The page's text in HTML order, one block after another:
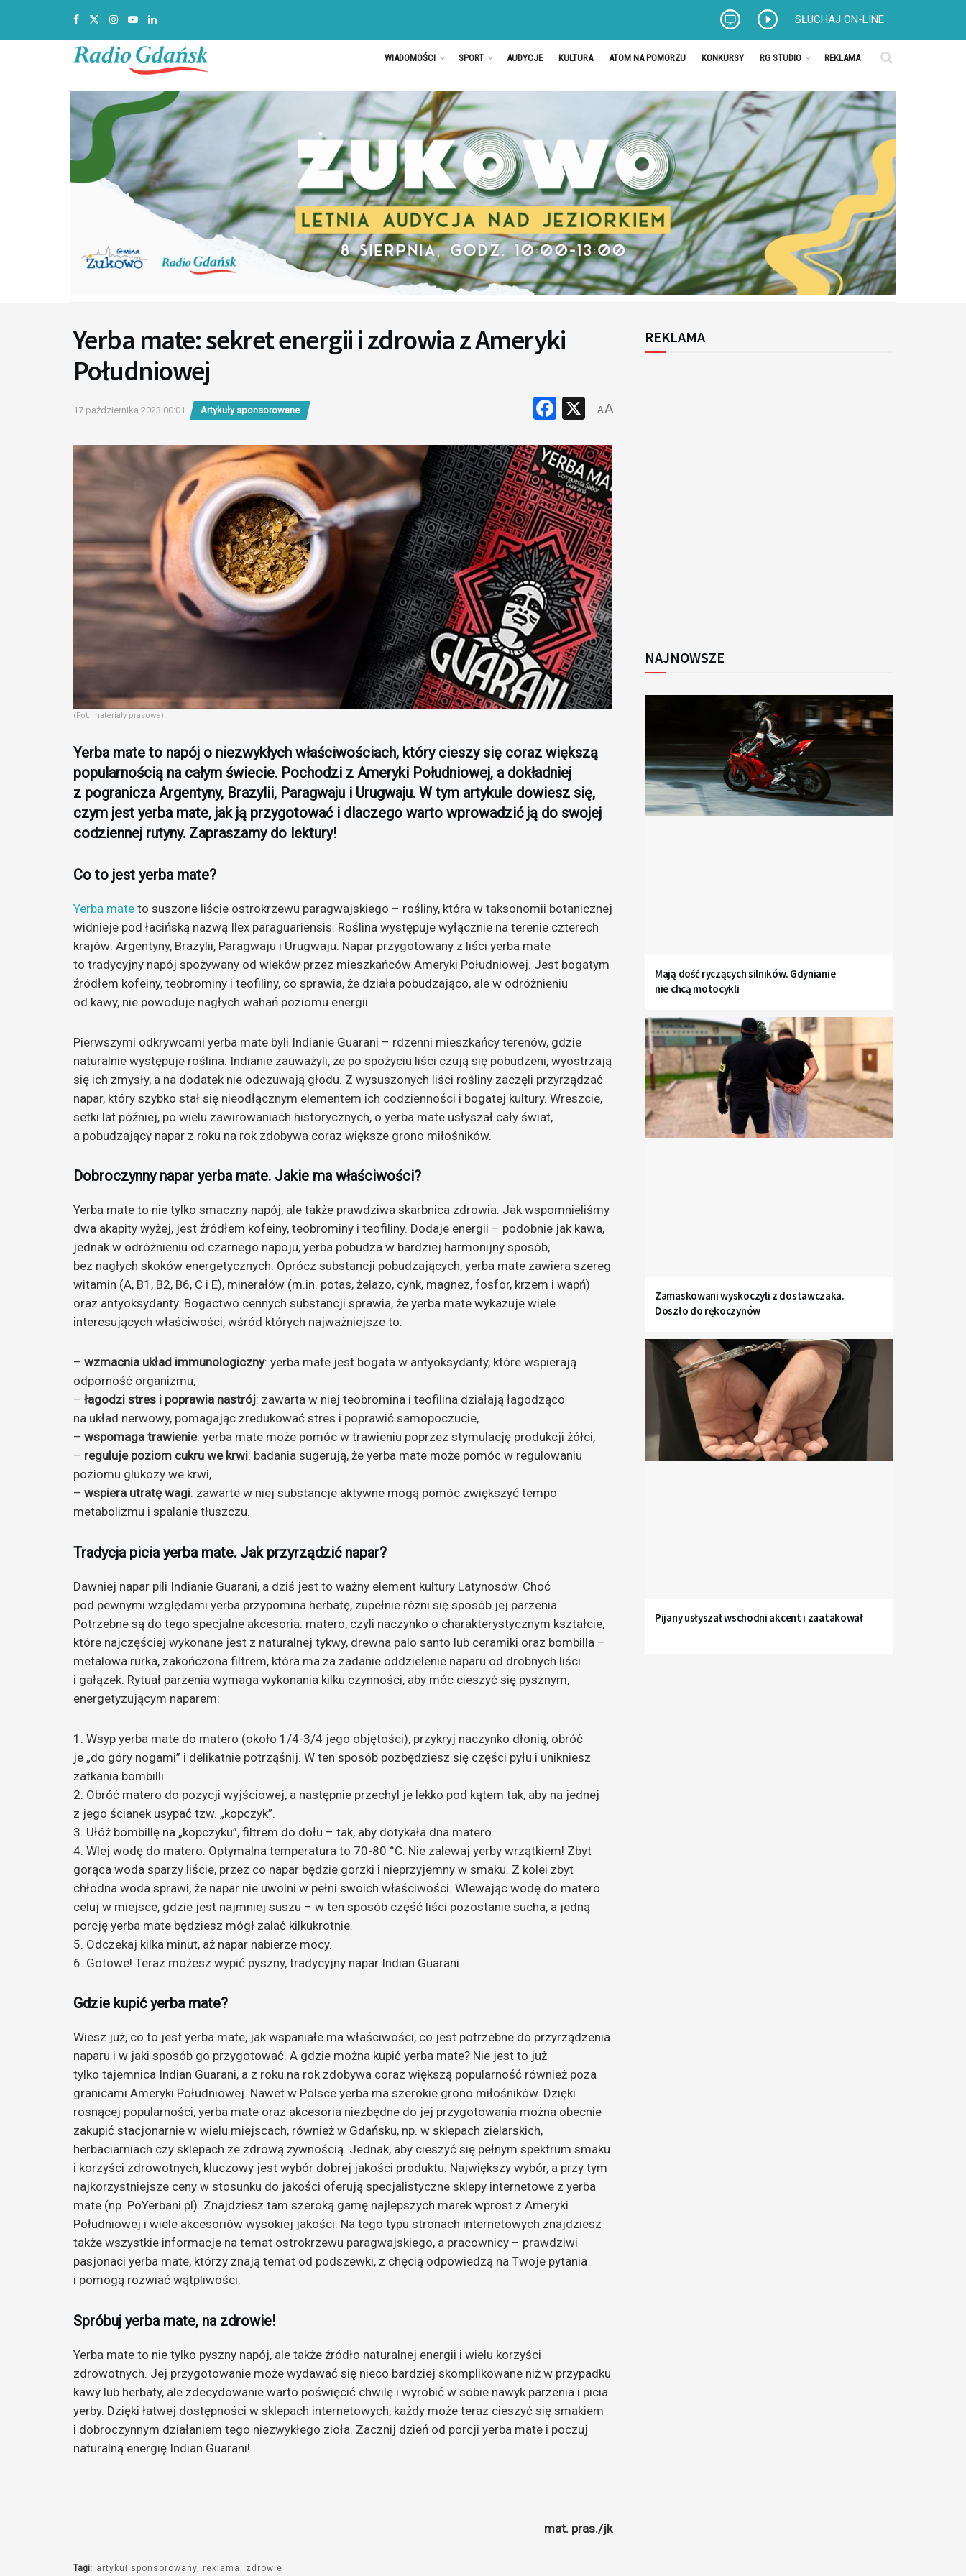
SŁUCHAJ ON-LINE
WIADOMOŚCI SPORT AUDYCJE KULTURA ATOM NA POMORZU KONKURSY RG STUDIO REKLAMA
Yerba mate: sekret energii i zdrowia z Ameryki
Południowej
17 października 2023 00:01 Artykuły sponsorowane Facebook
X
AA
(Fot. materiały prasowe)
Yerba mate to napój o niezwykłych właściwościach, który cieszy się coraz większą
popularnością na całym świecie. Pochodzi z Ameryki Południowej, a dokładniej
z pogranicza Argentyny, Brazylii, Paragwaju i Urugwaju. W tym artykule dowiesz się,
czym jest yerba mate, jak ją przygotować i dlaczego warto wprowadzić ją do swojej
codziennej rutyny. Zapraszamy do lektury!
Co to jest yerba mate?
Yerba mate to suszone liście ostrokrzewu paragwajskiego – rośliny, która w taksonomii botanicznej
widnieje pod łacińską nazwą Ilex paraguariensis. Roślina występuje wyłącznie na terenie czterech
krajów: Argentyny, Brazylii, Paragwaju i Urugwaju. Napar przygotowany z liści yerba mate
to tradycyjny napój spożywany od wieków przez mieszkańców Ameryki Południowej. Jest bogatym
źródłem kofeiny, teobrominy i teofiliny, co sprawia, że działa pobudzająco, ale w odróżnieniu
od kawy, nie powoduje nagłych wahań poziomu energii.
Pierwszymi odkrywcami yerba mate byli Indianie Guarani – rdzenni mieszkańcy terenów, gdzie
naturalnie występuje roślina. Indianie zauważyli, że po spożyciu liści czują się pobudzeni, wyostrzają
się ich zmysły, a na dodatek nie odczuwają głodu. Z wysuszonych liści rośliny zaczęli przyrządzać
napar, który szybko stał się nieodłącznym elementem ich codzienności i bogatej kultury. Wreszcie,
setki lat później, po wielu zawirowaniach historycznych, o yerba mate usłyszał cały świat,
a pobudzający napar z roku na rok zdobywa coraz większe grono miłośników.
Dobroczynny napar yerba mate. Jakie ma właściwości?
Yerba mate to nie tylko smaczny napój, ale także prawdziwa skarbnica zdrowia. Jak wspomnieliśmy
dwa akapity wyżej, jest źródłem kofeiny, teobrominy i teofiliny. Dodaje energii – podobnie jak kawa,
jednak w odróżnieniu od czarnego napoju, yerba pobudza w bardziej harmonijny sposób,
bez nagłych skoków energetycznych. Oprócz substancji pobudzających, yerba mate zawiera szereg
witamin (A, B1, B2, B6, C i E), minerałów (m.in. potas, żelazo, cynk, magnez, fosfor, krzem i wapń)
oraz antyoksydanty. Bogactwo cennych substancji sprawia, że yerba mate wykazuje wiele
interesujących właściwości, wśród których najważniejsze to:
– wzmacnia układ immunologiczny: yerba mate jest bogata w antyoksydanty, które wspierają
odporność organizmu,
– łagodzi stres i poprawia nastrój: zawarta w niej teobromina i teofilina działają łagodząco
na układ nerwowy, pomagając zredukować stres i poprawić samopoczucie,
– wspomaga trawienie: yerba mate może pomóc w trawieniu poprzez stymulację produkcji żółci,
– reguluje poziom cukru we krwi: badania sugerują, że yerba mate może pomóc w regulowaniu
poziomu glukozy we krwi,
– wspiera utratę wagi: zawarte w niej substancje aktywne mogą pomóc zwiększyć tempo
metabolizmu i spalanie tłuszczu.
Tradycja picia yerba mate. Jak przyrządzić napar?
Dawniej napar pili Indianie Guarani, a dziś jest to ważny element kultury Latynosów. Choć
pod pewnymi względami yerba przypomina herbatę, zupełnie różni się sposób jej parzenia.
Potrzebne są do tego specjalne akcesoria: matero, czyli naczynko o charakterystycznym kształcie,
które najczęściej wykonane jest z naturalnej tykwy, drewna palo santo lub ceramiki oraz bombilla –
metalowa rurka, zakończona filtrem, która ma za zadanie oddzielenie naparu od drobnych liści
i gałązek. Rytuał parzenia wymaga wykonania kilku czynności, aby móc cieszyć się pysznym,
energetyzującym naparem:
1. Wsyp yerba mate do matero (około 1/4-3/4 jego objętości), przykryj naczynko dłonią, obróć
je „do góry nogami” i delikatnie potrząśnij. W ten sposób pozbędziesz się części pyłu i unikniesz
zatkania bombilli.
2. Obróć matero do pozycji wyjściowej, a następnie przechyl je lekko pod kątem tak, aby na jednej
z jego ścianek usypać tzw. „kopczyk”.
3. Ułóż bombillę na „kopczyku”, filtrem do dołu – tak, aby dotykała dna matero.
4. Wlej wodę do matero. Optymalna temperatura to 70-80 °C. Nie zalewaj yerby wrzątkiem! Zbyt
gorąca woda sparzy liście, przez co napar będzie gorzki i nieprzyjemny w smaku. Z kolei zbyt
chłodna woda sprawi, że napar nie uwolni w pełni swoich właściwości. Wlewając wodę do matero
celuj w miejsce, gdzie jest najmniej suszu – w ten sposób część liści pozostanie sucha, a jedną
porcję yerba mate będziesz mógł zalać kilkukrotnie.
5. Odczekaj kilka minut, aż napar nabierze mocy.
6. Gotowe! Teraz możesz wypić pyszny, tradycyjny napar Indian Guarani.
Gdzie kupić yerba mate?
Wiesz już, co to jest yerba mate, jak wspaniałe ma właściwości, co jest potrzebne do przyrządzenia
naparu i w jaki sposób go przygotować. A gdzie można kupić yerba mate? Nie jest to już
tylko tajemnica Indian Guarani, a z roku na rok zdobywa coraz większą popularność również poza
granicami Ameryki Południowej. Nawet w Polsce yerba ma szerokie grono miłośników. Dzięki
rosnącej popularności, yerba mate oraz akcesoria niezbędne do jej przygotowania można obecnie
zakupić stacjonarnie w wielu miejscach, również w Gdańsku, np. w sklepach zielarskich,
herbaciarniach czy sklepach ze zdrową żywnością. Jednak, aby cieszyć się pełnym spektrum smaku
i korzyści zdrowotnych, kluczowy jest wybór dobrej jakości produktu. Największy wybór, a przy tym
najkorzystniejsze ceny w stosunku do jakości oferują specjalistyczne sklepy internetowe z yerba
mate (np. PoYerbani.pl). Znajdziesz tam szeroką gamę najlepszych marek wprost z Ameryki
Południowej i wiele akcesoriów wysokiej jakości. Na tego typu stronach internetowych znajdziesz
także wszystkie informacje na temat ostrokrzewu paragwajskiego, a pracownicy – prawdziwi
pasjonaci yerba mate, którzy znają temat od podszewki, z chęcią odpowiedzą na Twoje pytania
i pomogą rozwiać wątpliwości.
Spróbuj yerba mate, na zdrowie!
Yerba mate to nie tylko pyszny napój, ale także źródło naturalnej energii i wielu korzyści
zdrowotnych. Jej przygotowanie może wydawać się nieco bardziej skomplikowane niż w przypadku
kawy lub herbaty, ale zdecydowanie warto poświęcić chwilę i wyrobić w sobie nawyk parzenia i picia
yerby. Dzięki łatwej dostępności w sklepach internetowych, każdy może teraz cieszyć się smakiem
i dobroczynnym działaniem tego niezwykłego zioła. Zacznij dzień od porcji yerba mate i poczuj
naturalną energię Indian Guarani!
mat. pras./jk
Tagi: artykuł sponsorowany reklama zdrowie
REKLAMA
NAJNOWSZE
Mają dość ryczących silników. Gdynianie
nie chcą motocykli
Zamaskowani wyskoczyli z dostawczaka.
Doszło do rękoczynów
Pijany usłyszał wschodni akcent i zaatakował